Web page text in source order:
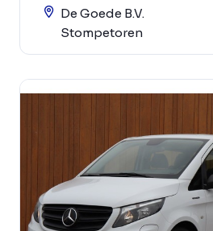
De Goede B.V.
Stompetoren